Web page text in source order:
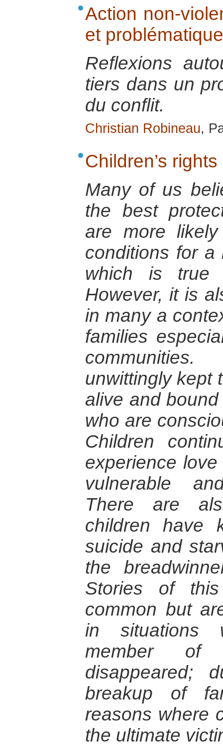
Action non-
et
Reflexions
tiers dans un
du conflit.
Christian Robineau,
Children’s rights
Many of us
the best
are more
conditions for a
which is true
However, it is
in many a
families
unwittingly kept
alive and
who are
Children
experience
vulnerable
There are
children have
suicide and
the
Stories of
common but
in situations
member
disappeared;
breakup of
reasons where
the ultimate